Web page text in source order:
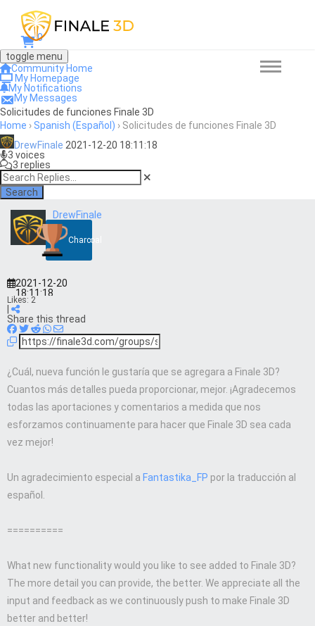
0
toggle menu
Community Home
My Homepage
My Notifications
My Messages
Solicitudes de funciones Finale 3D
Home › Spanish (Español) › Solicitudes de funciones Finale 3D
DrewFinale 2021-12-20 18:11:18
3 voices
3 replies
Search
DrewFinale
Charcoal
2021-12-20
18:11:18
Likes: 2
Share this thread
¿Cuál, nueva función le gustaría que se agregara a Finale 3D?
Cuantos más detalles pueda proporcionar, mejor. ¡Agradecemos
todas las aportaciones y comentarios a medida que nos
esforzamos continuamente para hacer que Finale 3D sea cada
vez mejor!
Un agradecimiento especial a Fantastika_FP por la traducción al
español.
==========
What new functionality would you like to see added to Finale 3D?
The more detail you can provide, the better. We appreciate all the
input and feedback as we continuously push to make Finale 3D
better and better!